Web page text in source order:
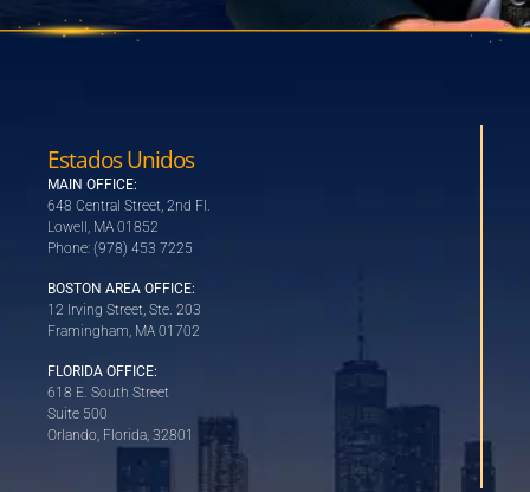
Estados Unidos
MAIN OFFICE:
648 Central Street, 2nd Fl.
Lowell, MA 01852
Phone: (978) 453 7225
BOSTON AREA OFFICE:
12 Irving Street, Ste. 203
Framingham, MA 01702
FLORIDA OFFICE:
618 E. South Street
Suite 500
Orlando, Florida, 32801